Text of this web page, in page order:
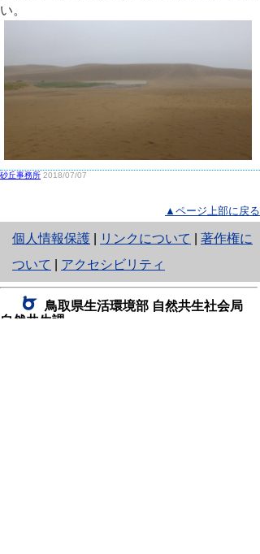
い。
砂丘事務所 2018/07/07
▲ページ上部に戻る
個人情報保護
と
り
ネ
ッ
リンクについて
著作権に
ついて
アクセシビリティ
鳥取県生活環境部 自然共生社会局
自然共生課